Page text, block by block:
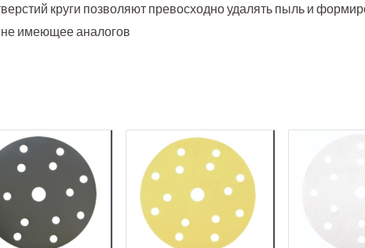
круги позволяют превосходно удалять пыль и
имеющее аналогов